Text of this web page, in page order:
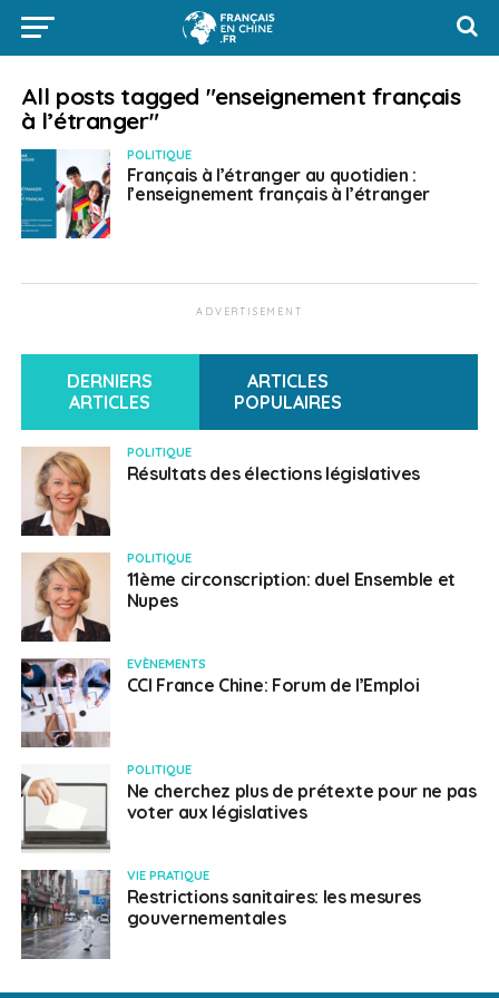
All posts tagged "enseignement français
à l’étranger"
POLITIQUE
Français à l’étranger au quotidien :
l’enseignement français à l’étranger
ADVERTISEMENT
DERNIERS
ARTICLES
ARTICLES
POPULAIRES
POLITIQUE
Résultats des élections législatives
POLITIQUE
11ème circonscription: duel Ensemble et
Nupes
EVÈNEMENTS
CCI France Chine: Forum de l’Emploi
POLITIQUE
Ne cherchez plus de prétexte pour ne pas
voter aux législatives
VIE PRATIQUE
Restrictions sanitaires: les mesures
gouvernementales